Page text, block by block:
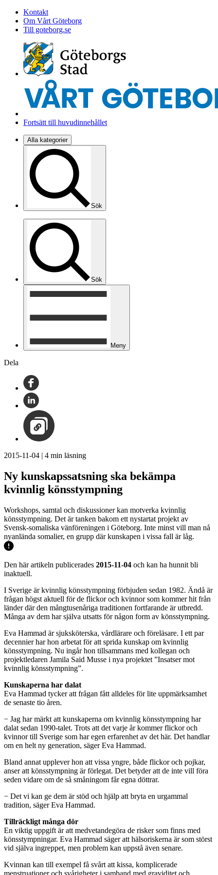
Kontakt
Om Vårt Göteborg
Till goteborg.se
Fortsätt till huvudinnehållet
Alla kategorier
Sök
Sök
Meny
Dela
2015-11-04 | 4 min läsning
Ny kunskapssatsning ska bekämpa
kvinnlig könsstympning
Workshops, samtal och diskussioner kan motverka kvinnlig
könsstympning. Det är tanken bakom ett nystartat projekt av
Svensk-somaliska vänföreningen i Göteborg. Inte minst vill man nå
nyanlända somalier, en grupp där kunskapen i vissa fall är låg.
Den här artikeln publicerades 2015-11-04 och kan ha hunnit bli
inaktuell.
I Sverige är kvinnlig könsstympning förbjuden sedan 1982. Ändå är
frågan högst aktuell för de flickor och kvinnor som kommer hit från
länder där den mångtusenåriga traditionen fortfarande är utbredd.
Många av dem har själva utsatts för någon form av könsstympning.
Eva Hammad är sjuksköterska, vårdlärare och föreläsare. I ett par
decennier har hon arbetat för att sprida kunskap om kvinnlig
könsstympning. Nu ingår hon tillsammans med kollegan och
projektledaren Jamila Said Musse i nya projektet ”Insatser mot
kvinnlig könsstympning”.
Kunskaperna har dalat
Eva Hammad tycker att frågan fått alldeles för lite uppmärksamhet
de senaste tio åren.
− Jag har märkt att kunskaperna om kvinnlig könsstympning har
dalat sedan 1990-talet. Trots att det varje år kommer flickor och
kvinnor till Sverige som har egen erfarenhet av det här. Det handlar
om en helt ny generation, säger Eva Hammad.
Bland annat upplever hon att vissa yngre, både flickor och pojkar,
anser att könsstympning är förlegat. Det betyder att de inte vill föra
seden vidare om de så småningom får egna döttrar.
− Det vi kan ge dem är stöd och hjälp att bryta en urgammal
tradition, säger Eva Hammad.
Tillräckligt många dör
En viktig uppgift är att medvetandegöra de risker som finns med
könsstympningar. Eva Hammad säger att hälsoriskerna är som störst
vid själva ingreppet, men problem kan uppstå även senare.
Kvinnan kan till exempel få svårt att kissa, komplicerade
menstruationer och svårigheter i samband med graviditet och